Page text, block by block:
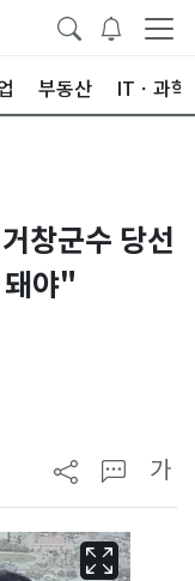
부동산 ITㆍ과학
창군수 당선
야"
가